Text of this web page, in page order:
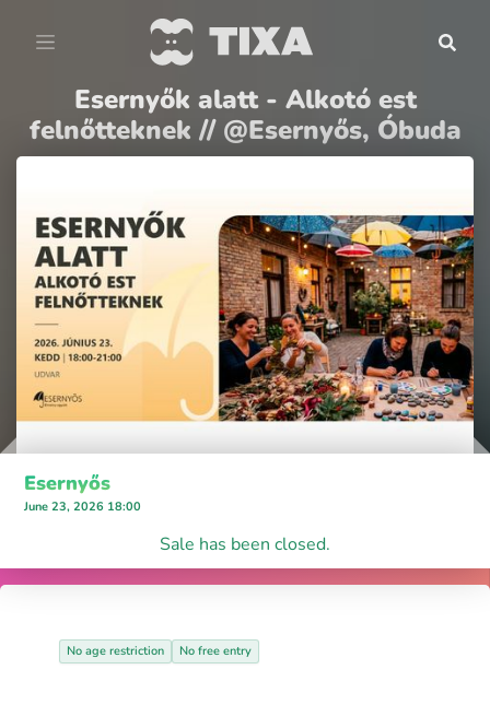
Esernyők alatt - Alkotó est
felnőtteknek // @Esernyős, Óbuda
Esernyős
June 23, 2026 18:00
Sale has been closed.
No age restriction No free entry